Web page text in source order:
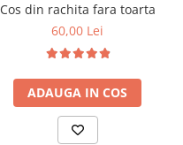
Cos din rachita fara toarta
60,00 Lei
ADAUGA IN COS